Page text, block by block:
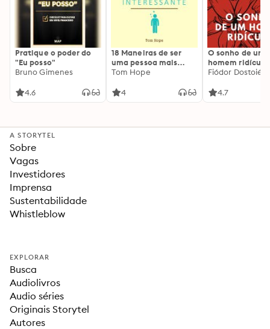
Pratique o poder do
"Eu posso"
Bruno Gimenes
4.6
18 Maneiras de ser
uma pessoa mais
interessante
Tom Hope
4
O sonho de um
homem ridículo
Fiódor
4.7
A STORYTEL
Sobre
Vagas
Investidores
Imprensa
Sustentabilidade
Whistleblow
EXPLORAR
Busca
Audiolivros
Audio séries
Originais Storytel
Autores